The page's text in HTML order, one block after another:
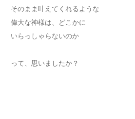
そのまま叶えてくれるような
偉大な神様は、どこかに
いらっしゃらないのか
って、思いましたか？